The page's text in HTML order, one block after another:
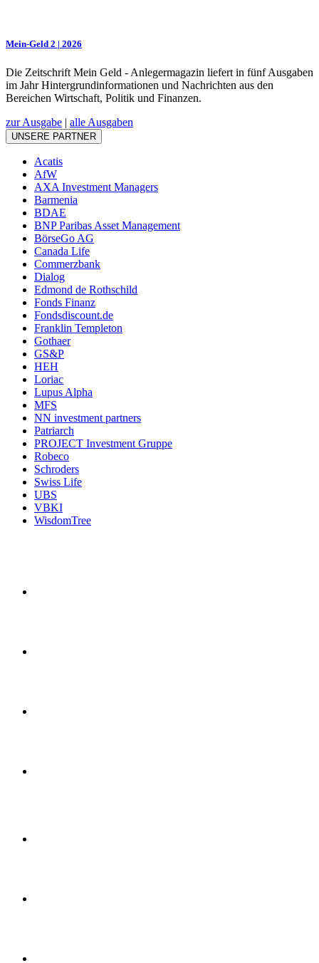
Mein-Geld 2 | 2026
Die Zeitschrift Mein Geld - Anlegermagazin liefert in fünf Ausgaben
im Jahr Hintergrundinformationen und Nachrichten aus den
Bereichen Wirtschaft, Politik und Finanzen.
zur Ausgabe | alle Ausgaben
UNSERE PARTNER
Acatis
AfW
AXA Investment Managers
Barmenia
BDAE
BNP Paribas Asset Management
BörseGo AG
Canada Life
Commerzbank
Dialog
Edmond de Rothschild
Fonds Finanz
Fondsdiscount.de
Franklin Templeton
Gothaer
GS&P
HEH
Loriac
Lupus Alpha
MFS
NN investment partners
Patriarch
PROJECT Investment Gruppe
Robeco
Schroders
Swiss Life
UBS
VBKI
WisdomTree